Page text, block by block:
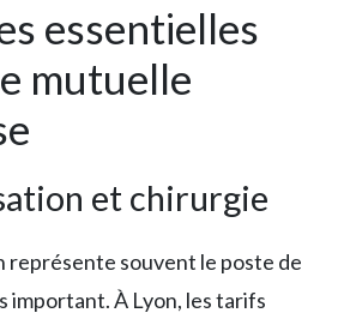
essentielles
mutuelle
et chirurgie
représente souvent le poste de
important. À Lyon, les tarifs